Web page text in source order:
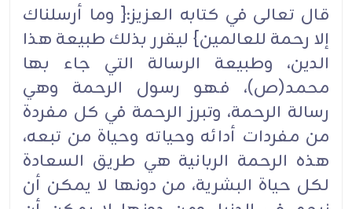
قال تعالى في كتابه العزيز:{ وما أرسلناك
إلا رحمة للعالمين} ليقرر بذلك طبيعة هذا
الدين، وطبيعة الرسالة التي جاء بها
محمد(ص)، فهو رسول الرحمة وهي
رسالة الرحمة، وتبرز الرحمة في كل مفردة
من مفردات أدائه وحياته وحياة من تبعه،
هذه الرحمة الربانية هي طريق السعادة
لكل حياة البشرية، من دونها لا يمكن أن